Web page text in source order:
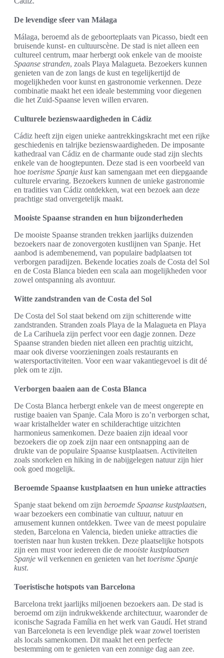
De levendige sfeer van Málaga
Málaga, beroemd als de geboorteplaats van Picasso, biedt een
bruisende kunst- en cultuurscène. De stad is niet alleen een
cultureel centrum, maar herbergt ook enkele van de mooiste
Spaanse stranden, zoals Playa Malagueta. Bezoekers kunnen
genieten van de zon langs de kust en tegelijkertijd de
mogelijkheden voor kunst en gastronomie verkennen. Deze
combinatie maakt het een ideale bestemming voor diegenen
die het Zuid-Spaanse leven willen ervaren.
Culturele bezienswaardigheden in Cádiz
Cádiz heeft zijn eigen unieke aantrekkingskracht met een rijke
geschiedenis en talrijke bezienswaardigheden. De imposante
kathedraal van Cádiz en de charmante oude stad zijn slechts
enkele van de hoogtepunten. Deze stad is een voorbeeld van
hoe toerisme Spanje kustkan samengaan met een diepgaande
culturele ervaring. Bezoekers kunnen de unieke gastronomie
en tradities van Cádiz ontdekken, wat een bezoek aan deze
prachtige stad onvergetelijk maakt.
Mooiste Spaanse stranden en hun bijzonderheden
De mooiste Spaanse stranden trekken jaarlijks duizenden
bezoekers naar de zonovergoten kustlijnen van Spanje. Het
aanbod is adembenemend, van populaire badplaatsen tot
verborgen paradijzen. Bekende locaties zoals de Costa del Sol
en de Costa Blanca bieden een scala aan mogelijkheden voor
zowel ontspanning als avontuur.
Witte zandstranden van de Costa del Sol
De Costa del Sol staat bekend om zijn schitterende witte
zandstranden. Stranden zoals Playa de la Malagueta en Playa
de La Carihuela zijn perfect voor een dagje zonnen. Deze
Spaanse stranden bieden niet alleen een prachtig uitzicht,
maar ook diverse voorzieningen zoals restaurants en
watersportactiviteiten. Voor een waar vakantiegevoel is dit dé
plek om te zijn.
Verborgen baaien aan de Costa Blanca
De Costa Blanca herbergt enkele van de meest ongerepte en
rustige baaien van Spanje. Cala Moro is zo’n verborgen schat,
waar kristalhelder water en schilderachtige uitzichten
harmonieus samenkomen. Deze baaien zijn ideaal voor
bezoekers die op zoek zijn naar een ontsnapping aan de
drukte van de populaire Spaanse kustplaatsen. Activiteiten
zoals snorkelen en hiking in de nabijgelegen natuur zijn hier
ook goed mogelijk.
Beroemde Spaanse kustplaatsen en hun unieke attracties
Spanje staat bekend om zijn beroemde Spaanse kustplaatsen,
waar bezoekers een combinatie van cultuur, natuur en
amusement kunnen ontdekken. Twee van de meest populaire
steden, Barcelona en Valencia, bieden unieke attracties die
toeristen naar hun kusten trekken. Deze plaatselijke hotspots
zijn een must voor iedereen die de mooiste kustplaatsen
Spanje wil verkennen en genieten van het toerisme Spanje
kust.
Toeristische hotspots van Barcelona
Barcelona trekt jaarlijks miljoenen bezoekers aan. De stad is
beroemd om zijn indrukwekkende architectuur, waaronder de
iconische Sagrada Família en het werk van Gaudí. Het strand
van Barceloneta is een levendige plek waar zowel toeristen
als locals samenkomen. Dit maakt het een perfecte
bestemming om te genieten van een zonnige dag aan zee.